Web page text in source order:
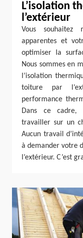
L’isolation
l’extérieur
Vous
apparentes et
optimiser la
Nous sommes en
l’isolation
toiture par
performance
Dans ce cadre,
travailler sur un
Aucun travail
à demander votre
l’extérieur. C’est